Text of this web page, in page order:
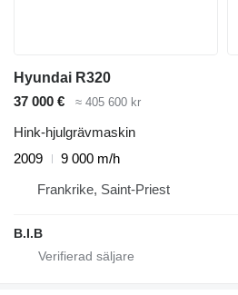
Hyundai R320
37 000 €
≈ 405 600 kr
Hink-hjulgrävmaskin
2009
9 000 m/h
Frankrike, Saint-Priest
B.I.B